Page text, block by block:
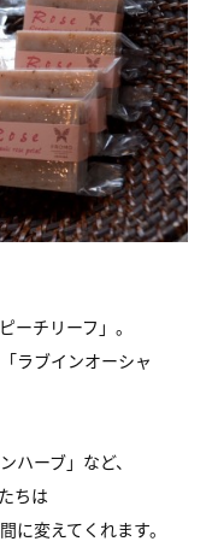
ーチリーフ」。
ラブインオーシャ
ハーブ」など、
ちは
に変えてくれます。